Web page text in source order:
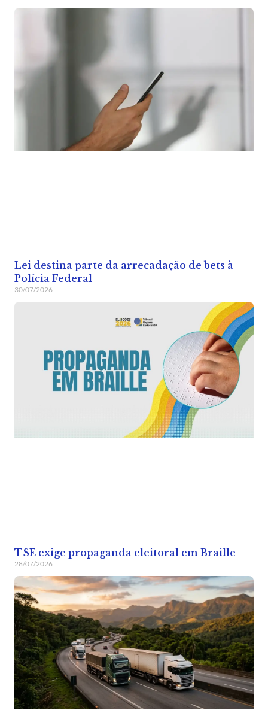
Lei destina parte da arrecadação de bets à
Polícia Federal
30/07/2026
TSE exige propaganda eleitoral em Braille
28/07/2026